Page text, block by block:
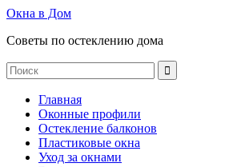
Окна в Дом
Советы по остеклению дома
Главная
Оконные профили
Остекление балконов
Пластиковые окна
Уход за окнами